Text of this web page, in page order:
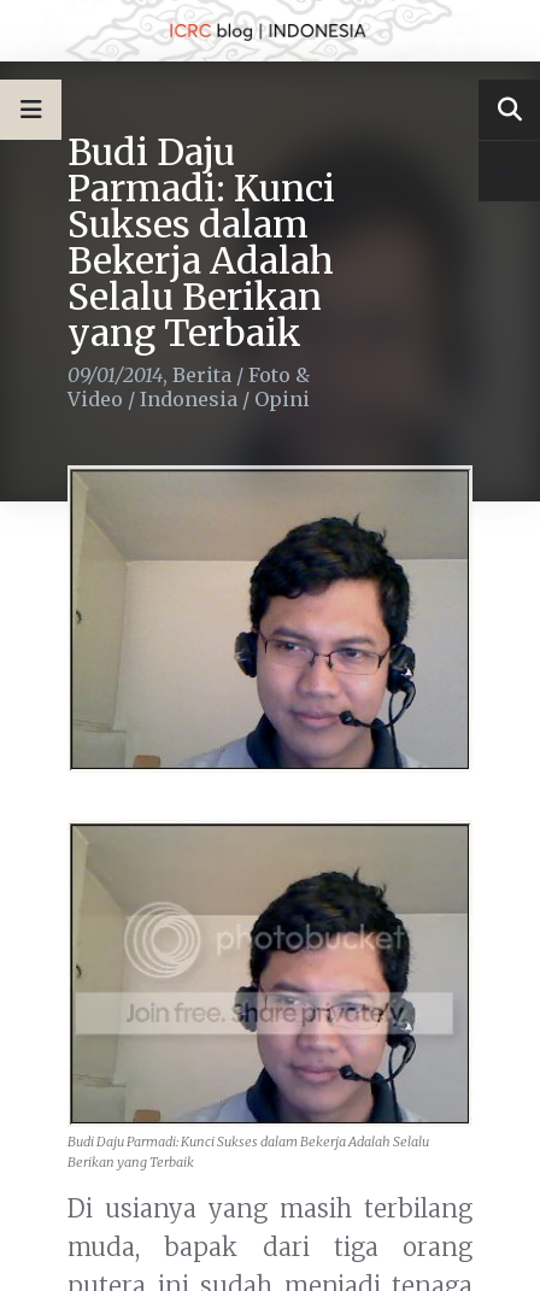
Budi Daju
Parmadi: Kunci
Sukses dalam
Bekerja Adalah
Selalu Berikan
yang Terbaik
09/01/2014, Berita / Foto &
Video / Indonesia / Opini
Budi Daju Parmadi: Kunci Sukses dalam Bekerja Adalah Selalu
Berikan yang Terbaik
Di usianya yang masih terbilang
muda, bapak dari tiga orang